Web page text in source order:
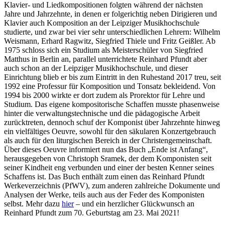
Klavier- und Liedkompositionen folgten während der nächsten
Jahre und Jahrzehnte, in denen er folgerichtig neben Dirigieren und
Klavier auch Komposition an der Leipziger Musikhochschule
studierte, und zwar bei vier sehr unterschiedlichen Lehrern: Wilhelm
Weismann, Erhard Ragwitz, Siegfried Thiele und Fritz Geißler. Ab
1975 schloss sich ein Studium als Meisterschüler von Siegfried
Matthus in Berlin an, parallel unterrichtete Reinhard Pfundt aber
auch schon an der Leipziger Musikhochschule, und dieser
Einrichtung blieb er bis zum Eintritt in den Ruhestand 2017 treu, seit
1992 eine Professur für Komposition und Tonsatz bekleidend. Von
1994 bis 2000 wirkte er dort zudem als Prorektor für Lehre und
Studium. Das eigene kompositorische Schaffen musste phasenweise
hinter die verwaltungstechnische und die pädagogische Arbeit
zurücktreten, dennoch schuf der Komponist über Jahrzehnte hinweg
ein vielfältiges Oeuvre, sowohl für den säkularen Konzertgebrauch
als auch für den liturgischen Bereich in der Christengemeinschaft.
Über dieses Oeuvre informiert nun das Buch „Ende ist Anfang“,
herausgegeben von Christoph Sramek, der dem Komponisten seit
seiner Kindheit eng verbunden und einer der besten Kenner seines
Schaffens ist. Das Buch enthält zum einen das Reinhard Pfundt
Werkeverzeichnis (PfWV), zum anderen zahlreiche Dokumente und
Analysen der Werke, teils auch aus der Feder des Komponisten
selbst. Mehr dazu hier– und ein herzlicher Glückwunsch an
Reinhard Pfundt zum 70. Geburtstag am 23. Mai 2021!